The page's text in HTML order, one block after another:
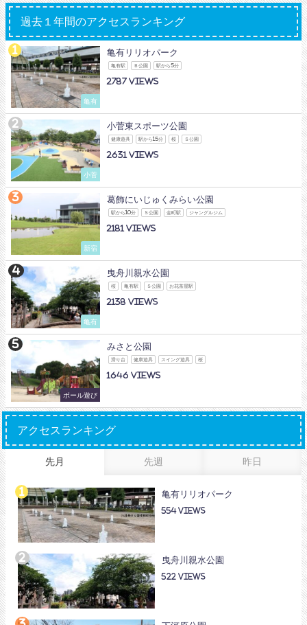
過去１年間のアクセスランキング
亀有
亀有リリオパーク
亀有駅 Ｂ公園 駅から5分
2787
小菅
小菅東スポーツ公園
健康遊具 駅から15分 桜 Ｓ公園
2631
新宿
葛飾にいじゅくみらい公園
駅から10分 Ｓ公園 金町駅 ジャングルジム
2181
亀有
曳舟川親水公園
桜 亀有駅 Ｓ公園 お花茶屋駅
2138
ボール遊び
みさと公園
滑り台 健康遊具 スイング遊具 桜
1646
アクセスランキング
先月 先週 昨日
亀有リリオパーク
554
曳舟川親水公園
522